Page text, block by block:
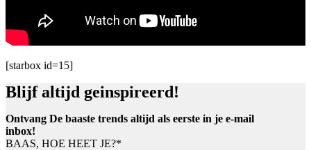
[starbox id=15]
Blijf altijd geinspireerd!
Ontvang De baaste trends altijd als eerste in je e-mail
inbox!
BAAS, HOE HEET JE?*